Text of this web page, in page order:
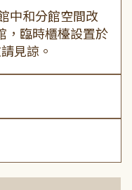
中和分館空間改
，臨時櫃檯設置於
見諒。